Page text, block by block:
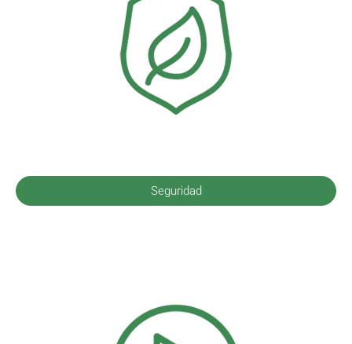
Seguridad